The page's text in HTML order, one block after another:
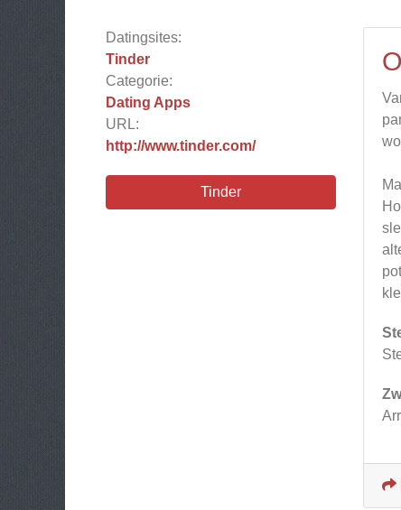
Datingsites:
Tinder
Categorie:
Dating Apps
URL:
http://www.tinder.com/
Tinder